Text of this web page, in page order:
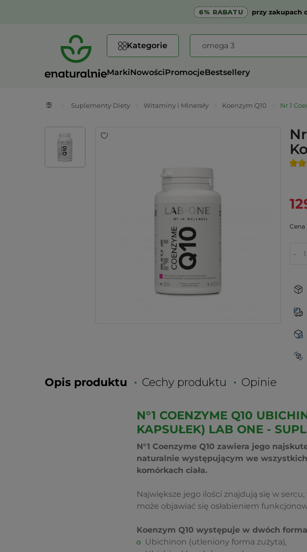
6% RABATU przy zakupach
Kategorie
MarkiNowościPromocjeBestsellery
Suplementy Diety Witaminy i Minerały Koenzym Q10 Nr 1
Cena
-
Opis produktu Cechy produktu Opinie
N°1 COENZYME Q10
KAPSUŁEK) LAB ONE -
N°1 Coenzyme Q10 zawiera jego
naturalnie występującym we
komórkach ciała.
Największe jego ilości znajdują się w
może objawiać się osłabieniem
Koenzym Q10 występuje w dwóch
Ubichinon (utleniony forma zużyta),